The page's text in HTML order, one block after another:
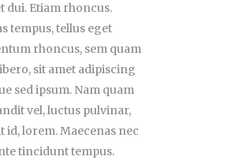
dui. Etiam rhoncus.
tempus, tellus eget
rhoncus, sem quam
sit amet adipiscing
sed ipsum. Nam quam
vel, luctus pulvinar,
id, lorem. Maecenas nec
tincidunt tempus.